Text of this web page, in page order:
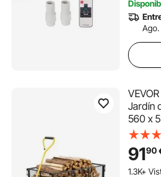
Ago.
Jardín
560 x
de
de
9190
1.3K+